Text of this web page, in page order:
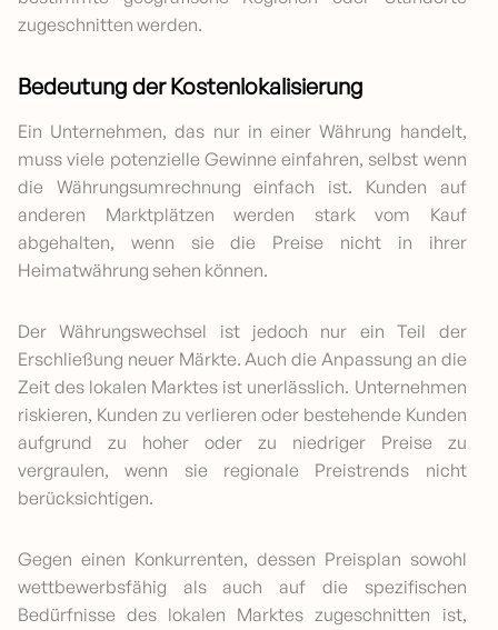
zugeschnitten werden.
Bedeutung der Kostenlokalisierung
Ein Unternehmen, das nur in einer Währung handelt,
muss viele potenzielle Gewinne einfahren, selbst wenn
die Währungsumrechnung einfach ist. Kunden auf
anderen Marktplätzen werden stark vom Kauf
abgehalten, wenn sie die Preise nicht in ihrer
Heimatwährung sehen können.
Der Währungswechsel ist jedoch nur ein Teil der
Erschließung neuer Märkte. Auch die Anpassung an die
Zeit des lokalen Marktes ist unerlässlich. Unternehmen
riskieren, Kunden zu verlieren oder bestehende Kunden
aufgrund zu hoher oder zu niedriger Preise zu
vergraulen, wenn sie regionale Preistrends nicht
berücksichtigen.
Gegen einen Konkurrenten, dessen Preisplan sowohl
wettbewerbsfähig als auch auf die spezifischen
Bedürfnisse des lokalen Marktes zugeschnitten ist,